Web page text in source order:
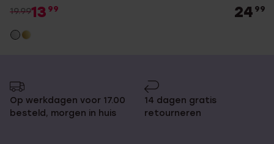
19.9913 99 24 99
Op werkdagen voor 17.00
besteld, morgen in huis
14 dagen gratis
retourneren